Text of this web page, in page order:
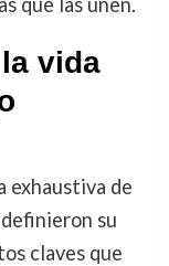
vida
exhaustiva de
su
claves que